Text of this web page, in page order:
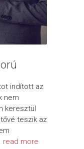
indított az
nem
keresztül
teszik az
read more